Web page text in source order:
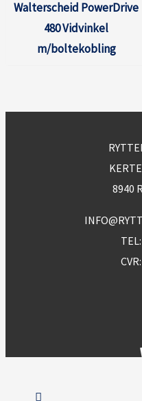
Walterscheid PowerDrive
480 Vidvinkel
m/boltekobling
8940
TEL: